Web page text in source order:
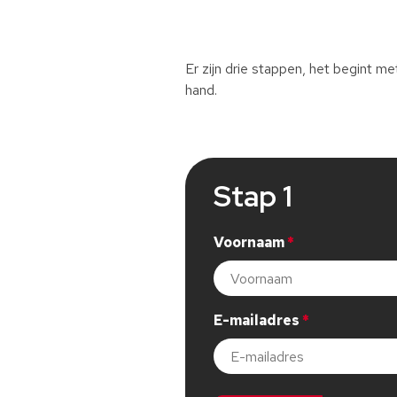
Er zijn drie stappen, het begint
hand.
Stap 1
Voornaam
Dit veld is verplicht, gelieve
E-mailadres
Dit veld is verplicht, gelieve